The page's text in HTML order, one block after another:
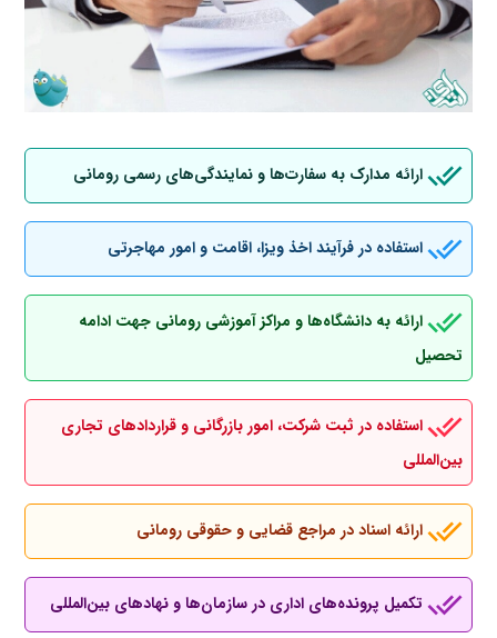
ارائه مدارک به سفارت‌ها و نمایندگی‌های رسمی رومانی
استفاده در فرآیند اخذ ویزا، اقامت و امور مهاجرتی
ارائه به دانشگاه‌ها و مراکز آموزشی رومانی جهت ادامه
تحصیل
استفاده در ثبت شرکت، امور بازرگانی و قراردادهای تجاری
بین‌المللی
ارائه اسناد در مراجع قضایی و حقوقی رومانی
تکمیل پرونده‌های اداری در سازمان‌ها و نهادهای بین‌المللی